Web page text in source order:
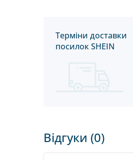
Терміни доставки
посилок SHEIN
Відгуки (0)